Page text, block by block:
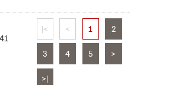
|< < 1 2
3 4 5 >
>|